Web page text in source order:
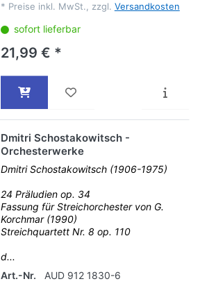
* Preise inkl. MwSt., zzgl. Versandkosten
sofort lieferbar
21,99 € *
Dmitri Schostakowitsch -
Orchesterwerke
Dmitri Schostakowitsch (1906-1975)
24 Präludien op. 34
Fassung für Streichorchester von G.
Korchmar (1990)
Streichquartett Nr. 8 op. 110
d...
Art.-Nr.
AUD 912 1830-6